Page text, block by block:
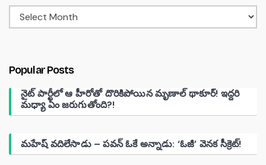
Popular Posts
నైట్ పార్టీలో ఆ హీరోతో దొరికిపోయిన మృణాల్ థాకూర్! ఇద్దరి
మధ్యా ఏం జరుగుతోంది?!
మహేష్ వదిలేసాడు – పవన్ ఓకే అన్నాడు: ‘ఓజీ’ వెనక సీక్రెట్!